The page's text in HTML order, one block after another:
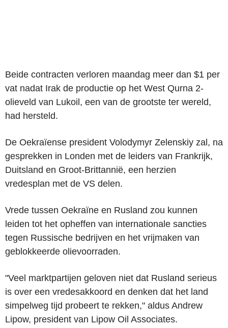
Beide contracten verloren maandag meer dan $1 per
vat nadat Irak de productie op het West Qurna 2-
olieveld van Lukoil, een van de grootste ter wereld,
had hersteld.
De Oekraïense president Volodymyr Zelenskiy zal, na
gesprekken in Londen met de leiders van Frankrijk,
Duitsland en Groot-Brittannië, een herzien
vredesplan met de VS delen.
Vrede tussen Oekraïne en Rusland zou kunnen
leiden tot het opheffen van internationale sancties
tegen Russische bedrijven en het vrijmaken van
geblokkeerde olievoorraden.
"Veel marktpartijen geloven niet dat Rusland serieus
is over een vredesakkoord en denken dat het land
simpelweg tijd probeert te rekken," aldus Andrew
Lipow, president van Lipow Oil Associates.